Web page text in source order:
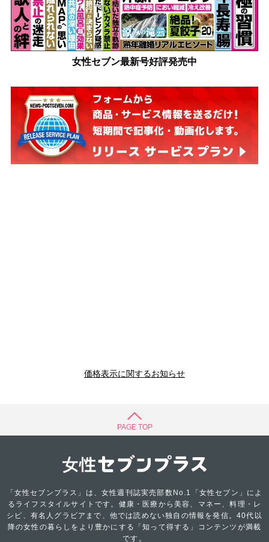
女性セブン最新号好評発売中
価格表示に関するお知らせ
PAGE TOP
「女性セブンプラス」は、女性週刊誌実売部数No.1「女性セブン」によ
るライフスタイルサイトです。健康・医療から美容、マネー、料理・レ
シピ、有名人グラビアまで、他では読めない独自の情報を発信。40代以
降の女性の暮らしをより豊かにする「知って得する」コンテンツが満載
です。